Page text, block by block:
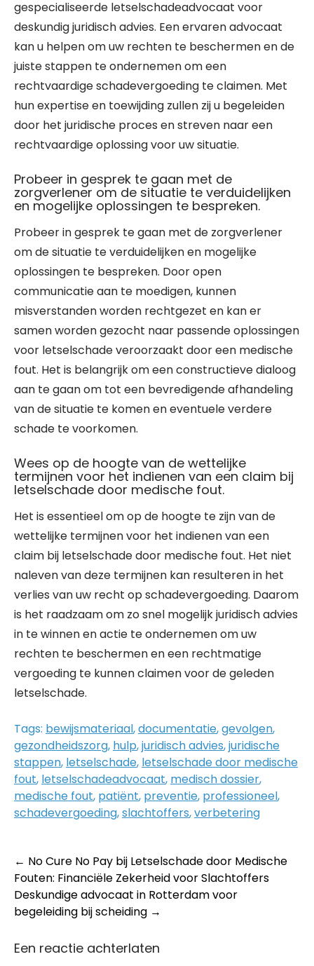
gespecialiseerde letselschadeadvocaat voor
deskundig juridisch advies. Een ervaren advocaat
kan u helpen om uw rechten te beschermen en de
juiste stappen te ondernemen om een
rechtvaardige schadevergoeding te claimen. Met
hun expertise en toewijding zullen zij u begeleiden
door het juridische proces en streven naar een
rechtvaardige oplossing voor uw situatie.
Probeer in gesprek te gaan met de
zorgverlener om de situatie te verduidelijken
en mogelijke oplossingen te bespreken.
Probeer in gesprek te gaan met de zorgverlener
om de situatie te verduidelijken en mogelijke
oplossingen te bespreken. Door open
communicatie aan te moedigen, kunnen
misverstanden worden rechtgezet en kan er
samen worden gezocht naar passende oplossingen
voor letselschade veroorzaakt door een medische
fout. Het is belangrijk om een constructieve dialoog
aan te gaan om tot een bevredigende afhandeling
van de situatie te komen en eventuele verdere
schade te voorkomen.
Wees op de hoogte van de wettelijke
termijnen voor het indienen van een claim bij
letselschade door medische fout.
Het is essentieel om op de hoogte te zijn van de
wettelijke termijnen voor het indienen van een
claim bij letselschade door medische fout. Het niet
naleven van deze termijnen kan resulteren in het
verlies van uw recht op schadevergoeding. Daarom
is het raadzaam om zo snel mogelijk juridisch advies
in te winnen en actie te ondernemen om uw
rechten te beschermen en een rechtmatige
vergoeding te kunnen claimen voor de geleden
letselschade.
Tags: bewijsmateriaal,documentatie,gevolgen,
gezondheidszorg, hulp,juridisch advies,juridische
stappen, letselschade, letselschade door medische
fout, letselschadeadvocaat, medisch dossier,
medische fout, patiënt, preventie, professioneel,
schadevergoeding,slachtoffers,verbetering
Post
navigation
← No Cure No Pay bij Letselschade door Medische
Fouten: Financiële Zekerheid voor Slachtoffers
Deskundige advocaat in Rotterdam voor
begeleiding bij scheiding →
Een reactie achterlaten